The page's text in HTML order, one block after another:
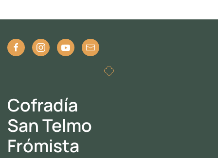
Cofradía
San Telmo
Frómista